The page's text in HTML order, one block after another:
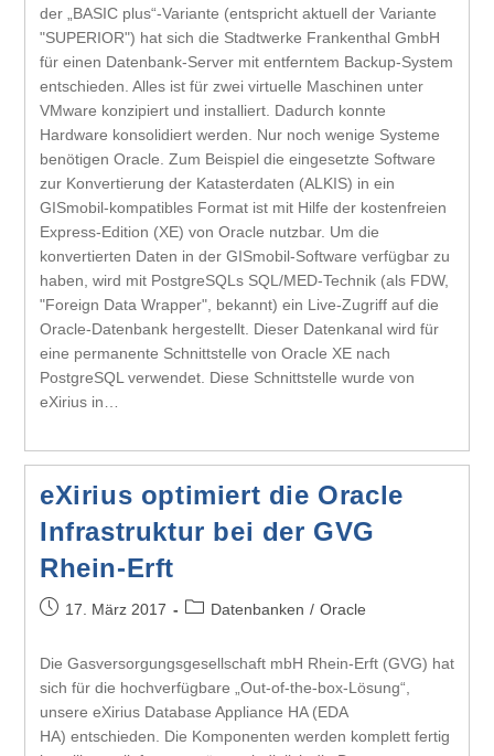
der „BASIC plus“-Variante (entspricht aktuell der Variante
"SUPERIOR") hat sich die Stadtwerke Frankenthal GmbH
für einen Datenbank-Server mit entferntem Backup-System
entschieden. Alles ist für zwei virtuelle Maschinen unter
VMware konzipiert und installiert. Dadurch konnte
Hardware konsolidiert werden. Nur noch wenige Systeme
benötigen Oracle. Zum Beispiel die eingesetzte Software
zur Konvertierung der Katasterdaten (ALKIS) in ein
GISmobil-kompatibles Format ist mit Hilfe der kostenfreien
Express-Edition (XE) von Oracle nutzbar. Um die
konvertierten Daten in der GISmobil-Software verfügbar zu
haben, wird mit PostgreSQLs SQL/MED-Technik (als FDW,
"Foreign Data Wrapper", bekannt) ein Live-Zugriff auf die
Oracle-Datenbank hergestellt. Dieser Datenkanal wird für
eine permanente Schnittstelle von Oracle XE nach
PostgreSQL verwendet. Diese Schnittstelle wurde von
eXirius in…
eXirius optimiert die Oracle
Infrastruktur bei der GVG
Rhein-Erft
17. März 2017 Datenbanken / Oracle
Die Gasversorgungsgesellschaft mbH Rhein-Erft (GVG) hat
sich für die hochverfügbare „Out-of-the-box-Lösung“,
unsere eXirius Database Appliance HA (EDA
HA) entschieden. Die Komponenten werden komplett fertig